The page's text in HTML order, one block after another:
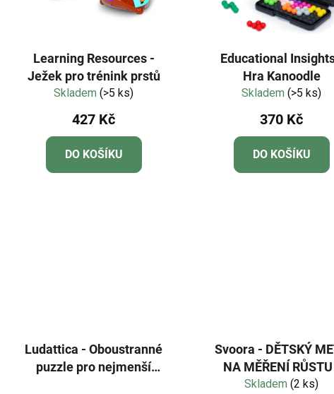
Learning Resources -
Ježek pro trénink prstů
Skladem(>5 ks)
427 Kč
DO KOŠÍKU
Educational
Hra Kanoodle
Skladem(>5 ks)
370 Kč
DO KOŠÍKU
Ludattica - Oboustranné
puzzle pro nejmenší
Svoora - DĚTSKÝ
NA MĚŘENÍ
LIŠKA
Skladem(2 ks)